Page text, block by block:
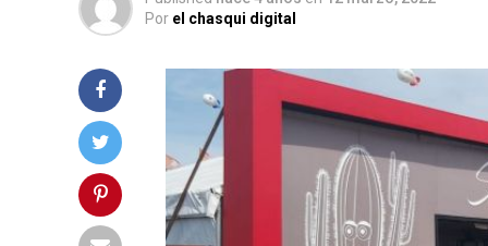
Por el chasqui digital